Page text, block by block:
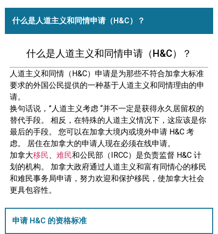
什么是人道主义和同情申请（H&C）？
什么是人道主义和同情申请（H&C）？
人道主义和同情（H&C）申请是为那些不符合加拿大标准
要求的外国公民提供的一种基于人道主义和同情理由的申
请。
换句话说，”人道主义考虑 “并不一定是获得永久居留权的
替代手段。 相反，在特殊的人道主义情况下，这应该是你
最后的手段。 您可以在加拿大境内或境外申请 H&C 考
虑。 居住在加拿大的申请人现在必须在线申请。
加拿大移民 难民和公民部（IRCC）是负责监督 H&C 计
划的机构。 加拿大政府通过人道主义和富有同情心的移民
和难民事务局申请，努力欢迎和保护移民，使加拿大社会
更具包容性。
申请 H&C 的资格标准